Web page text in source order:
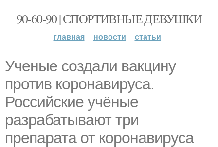
90-60-90 | СПОРТИВНЫЕ ДЕВУШКИ
главная новости статьи
Ученые создали вакцину
против коронавируса.
Российские учёные
разрабатывают три
препарата от коронавируса